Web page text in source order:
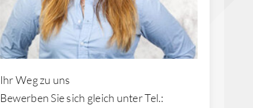
Ihr Weg zu uns
Bewerben Sie sich gleich unter Tel.: